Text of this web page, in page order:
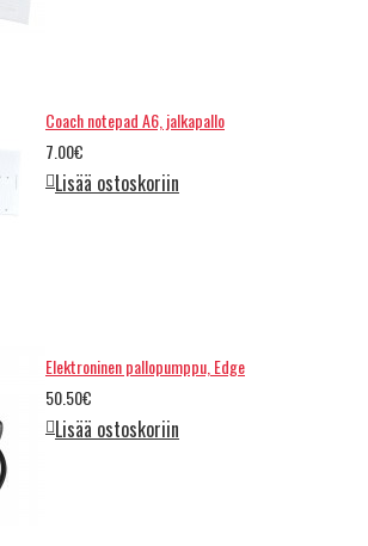
Coach notepad A6, jalkapallo
7.00€
Lisää ostoskoriin
Elektroninen pallopumppu, Edge
50.50€
Lisää ostoskoriin